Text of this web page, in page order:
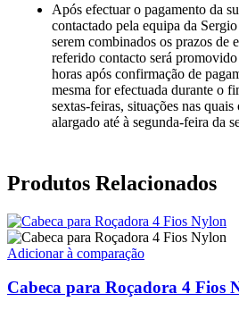
Após efectuar o pagamento da
contactado pela equipa da
serem combinados os prazos de
referido contacto será
horas após confirmação de
mesma for efectuada durante o
sextas-feiras, situações nas
alargado até à segunda-feira da
Produtos Relacionados
Adicionar à comparação
Cabeca para Roçadora 4 Fios